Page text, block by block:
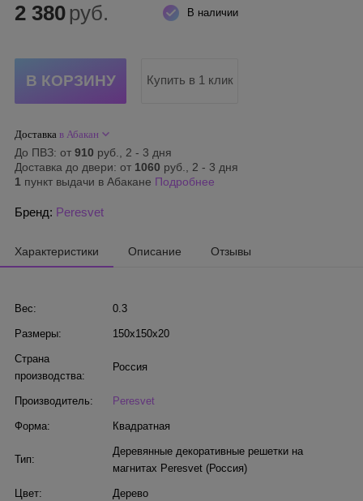
В наличии
2 380 руб.
Купить в 1 клик
Доставка в Абакан
До ПВЗ: от 910 руб., 2 - 3 дня
Доставка до двери: от 1060 руб., 2 - 3 дня
1 пункт выдачи в Абакане Подробнее
Бренд: Peresvet
Характеристики Описание Отзывы
Вес: 0.3
Размеры: 150x150x20
Страна
производства:
Россия
Производитель: Peresvet
Форма: Квадратная
Тип:
Деревянные декоративные решетки на
магнитах Peresvet (Россия)
Цвет: Дерево